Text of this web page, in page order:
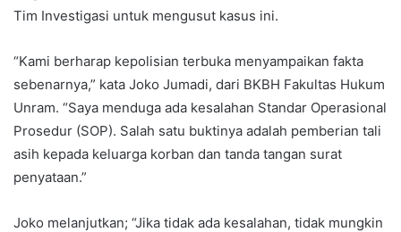
Tim Investigasi untuk mengusut kasus ini.
“Kami berharap kepolisian terbuka menyampaikan fakta
sebenarnya,” kata Joko Jumadi, dari BKBH Fakultas Hukum
Unram. “Saya menduga ada kesalahan Standar Operasional
Prosedur (SOP). Salah satu buktinya adalah pemberian tali
asih kepada keluarga korban dan tanda tangan surat
penyataan.”
Joko melanjutkan; “Jika tidak ada kesalahan, tidak mungkin